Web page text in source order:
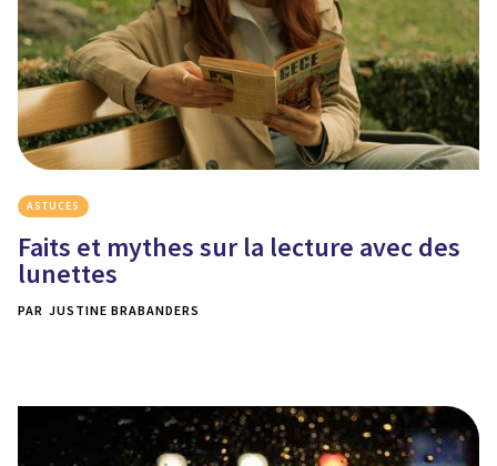
ASTUCES
Faits et mythes sur la lecture avec des
lunettes
PAR JUSTINE BRABANDERS